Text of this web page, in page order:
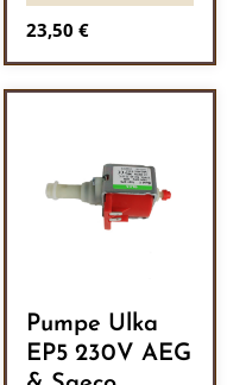
Regulärer Preis:
23,50 €
Pumpe Ulka
EP5 230V AEG